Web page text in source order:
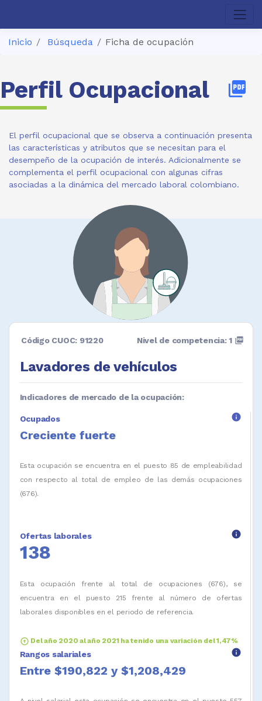
Inicio Búsqueda Ficha de ocupación
Perfil Ocupacional picture_as_pdf
El perfil ocupacional que se observa a continuación presenta
las características y atributos que se necesitan para el
desempeño de la ocupación de interés. Adicionalmente se
complementa el perfil ocupacional con algunas cifras
asociadas a la dinámica del mercado laboral colombiano.
Código CUOC: 91220
Lavadores de vehículos
Nivel de competencia: 1 picture_as_pdf
Indicadores de mercado de la ocupación:
Ocupados info
Creciente fuerte
Esta ocupación se encuentra en el puesto 85 de empleabilidad
con respecto al total de empleo de las demás ocupaciones
(676).
Ofertas laborales info
138
Esta ocupación frente al total de ocupaciones (676), se
encuentra en el puesto 215 frente al número de ofertas
laborales disponibles en el periodo de referencia.
arrow_circle_up Del año 2020 al año 2021 ha tenido una variación del 1,47%
Rangos salariales info
Entre $190,822 y $1,208,429